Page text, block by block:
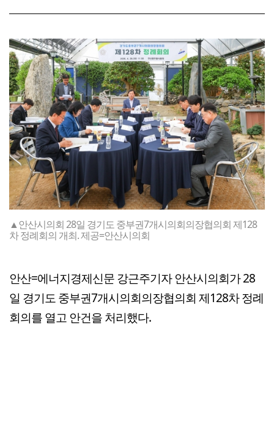
▲안산시의회 28일 경기도 중부권7개시의회의장협의회 제128
차 정례회의 개최. 제공=안산시의회
안산=에너지경제신문 강근주기자 안산시의회가 28
일 경기도 중부권7개시의회의장협의회 제128차 정례
회의를 열고 안건을 처리했다.